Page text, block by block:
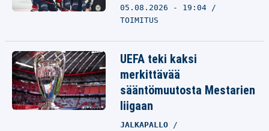
05.08.2026 - 19:04
TOIMITUS
UEFA teki kaksi
merkittävää
sääntömuutosta Mestarien
liigaan
JALKAPALLO